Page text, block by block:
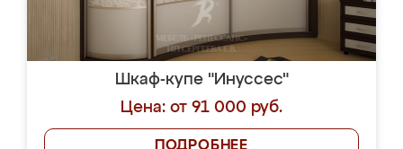
Шкаф-купе "Инуссес"
Цена: от 91 000 руб.